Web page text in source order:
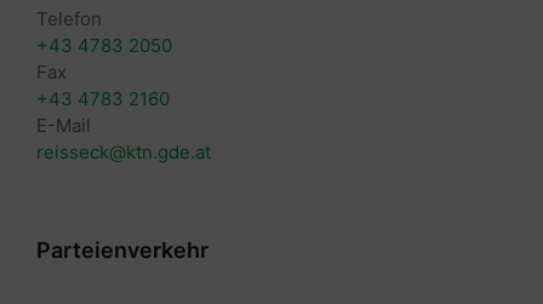
Telefon
+43 4783 2050
Fax
+43 4783 2160
E-Mail
reisseck@ktn.gde.at
Parteienverkehr